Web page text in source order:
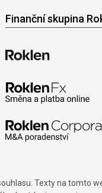
Finanční skupina
Texty na tomto